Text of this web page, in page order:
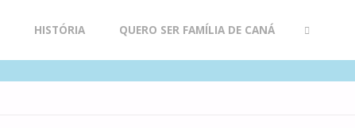
HISTÓRIA QUERO SER FAMÍLIA DE CANÁ